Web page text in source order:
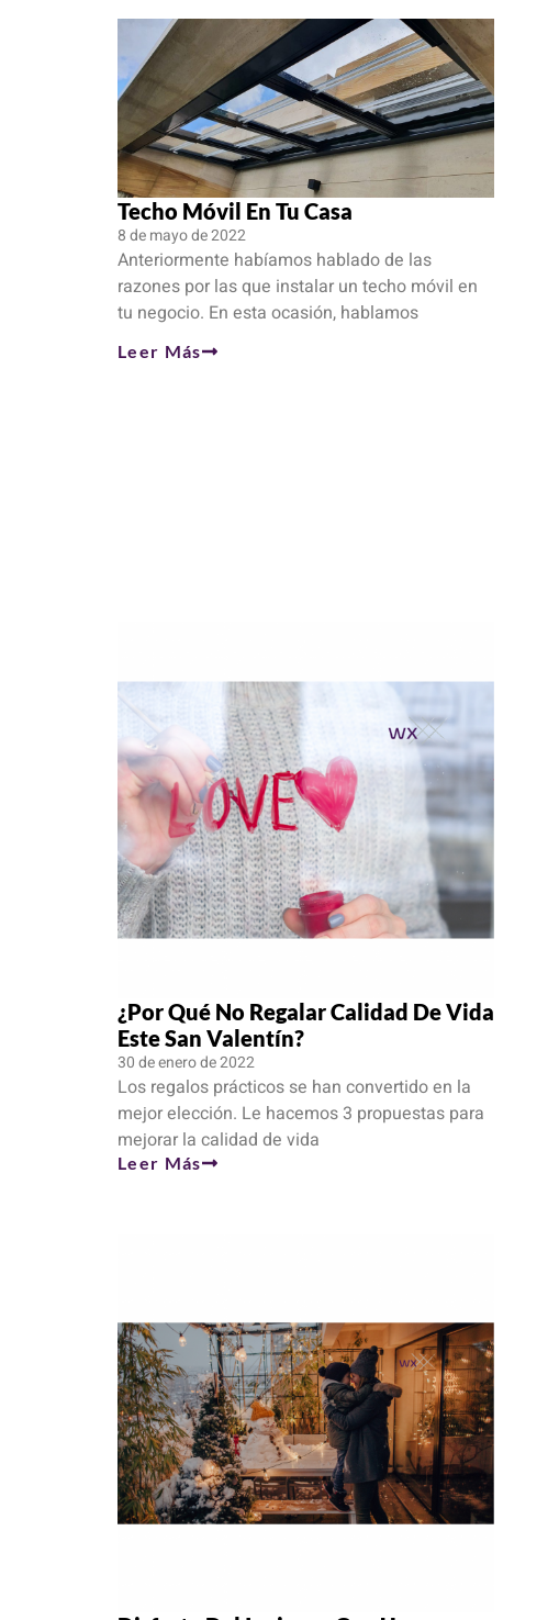
Techo Móvil En Tu Casa
8 de mayo de 2022
Anteriormente habíamos hablado de las
razones por las que instalar un techo móvil en
tu negocio. En esta ocasión, hablamos
Leer Más
¿Por Qué No Regalar Calidad De Vida
Este San Valentín?
30 de enero de 2022
Los regalos prácticos se han convertido en la
mejor elección. Le hacemos 3 propuestas para
mejorar la calidad de vida
Leer Más